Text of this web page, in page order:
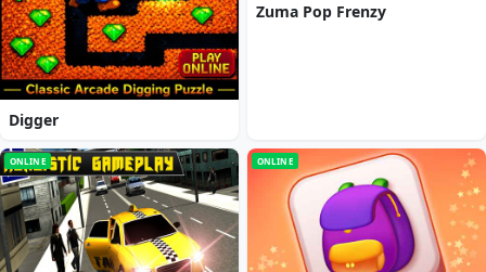
Digger
Zuma Pop Frenzy
ONLINE ONLINE